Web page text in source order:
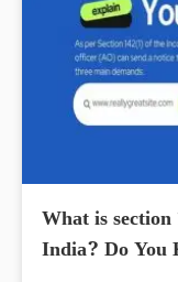
What is
India? Do You